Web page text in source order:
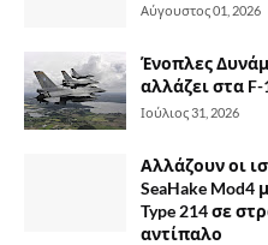
Αύγουστος 01, 2026
Ένοπλες
αλλάζει στα F-
Ιούλιος 31, 2026
Αλλάζουν οι
SeaHake Mod4
Type 214 σε
αντίπαλο